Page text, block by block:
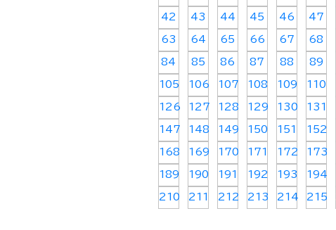
42 43 44 45 46 47
63 64 65 66 67 68
84 85 86 87 88 89
105 106 107 108 109 110
126 127 128 129 130 131
147 148 149 150 151 152
168 169 170 171 172 173
189 190 191 192 193 194
210 211 212 213 214 215